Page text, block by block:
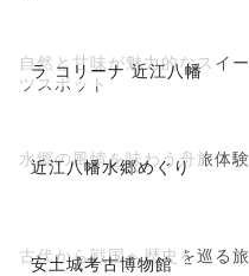
ラ コリーナ 近江八幡
自然と甘味が魅力的なスイー
ツスポット
近江八幡水郷めぐり
水郷の風情を味わう舟旅体験
安土城考古博物館
古代から戦国へ歴史を巡る旅